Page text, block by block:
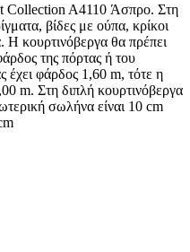
Collection A4110 Άσπρο. Στη
βίδες με ούπα, κρίκοι
Η κουρτινόβεργα θα πρέπει
της πόρτας ή του
φάρδος 1,60 m, τότε η
m. Στη διπλή κουρτινόβεργα
σωλήνα είναι 10 cm